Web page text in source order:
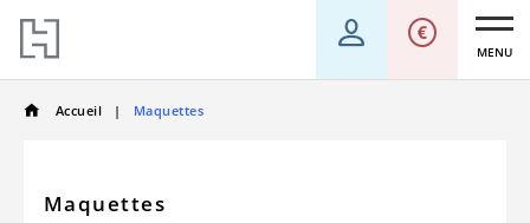
MENU
Accueil Maquettes
Maquettes